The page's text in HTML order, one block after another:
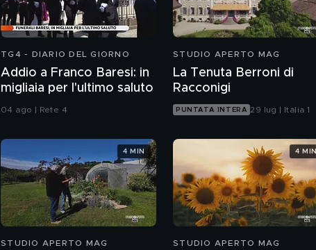
TG4 - DIARIO DEL GIORNO
Addio a Franco Baresi: in
migliaia per l'ultimo saluto
04 ago | Rete 4
STUDIO APERTO MAG
La Tenuta Berroni di
Racconigi
PUNTATA INTERA 29 lug | Italia 1
STUDIO APERTO MAG
4 MIN
STUDIO APERTO MAG
4 MIN